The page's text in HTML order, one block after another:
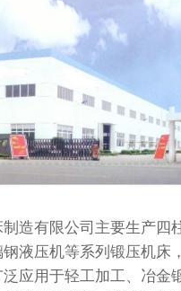
有限公司主要生产四柱
液压机等系列锻压机床
应用于轻工加工、冶金